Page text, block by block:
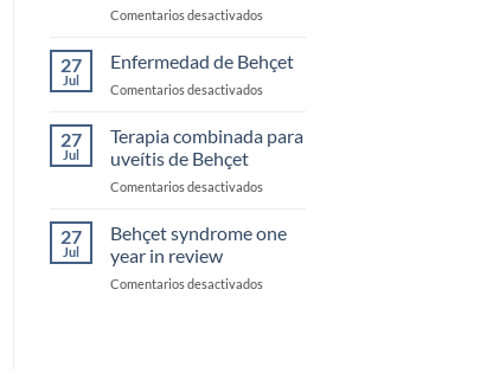
Comentarios desactivadosen
más
importantes
de
en
27
Jul
Enfermedad de Behçet
Comentarios desactivadosen
Behçet
27
Jul
Terapia combinada para
uveítis de Behçet
Comentarios desactivadosen
de
27
Jul
Behçet syndrome one
year in review
Comentarios desactivadosen